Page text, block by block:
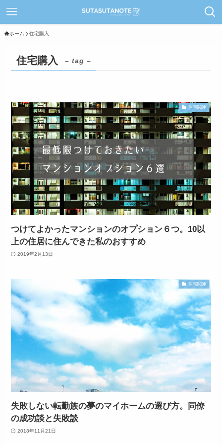
ホーム 住宅購入
住宅購入 – tag –
住宅関連
つけてよかったマンションのオプション６つ。10以
上の住居に住んできた私のおすすめ
2019年2月13日
住宅関連
失敗しない転勤族の夢のマイホームの選び方。同僚
の成功談と失敗談
2018年11月21日